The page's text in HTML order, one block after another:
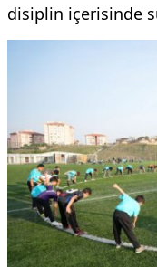
disiplin içerisinde